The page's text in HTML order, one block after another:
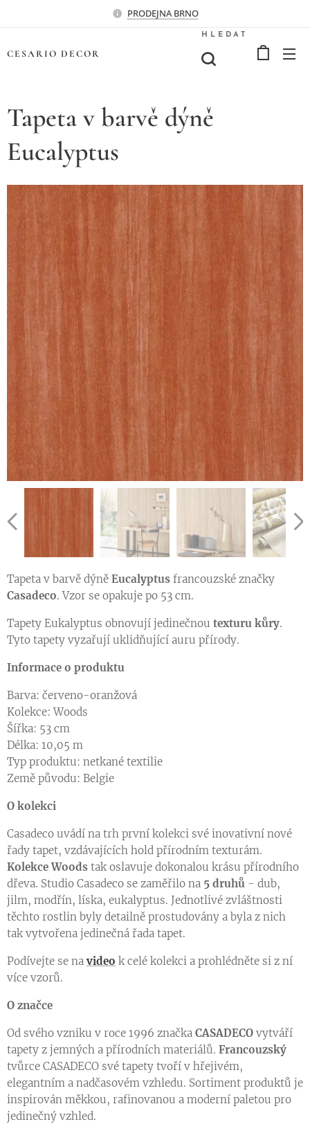
PRODEJNA BRNO
CESARIO DECOR
HLEDAT
Tapeta v barvě dýně
Eucalyptus
Ukázka vzoru tapety v jiné barevné variantě
Ukázka vzoru tapety v jiné barevné variantě
Tapeta v barvě dýně Eucalyptus francouzské značky
Casadeco. Vzor se opakuje po 53 cm.
Tapety Eukalyptus obnovují jedinečnou texturu kůry.
Tyto tapety vyzařují uklidňující auru přírody.
Informace o produktu
Barva: červeno-oranžová
Kolekce: Woods
Šířka: 53 cm
Délka: 10,05 m
Typ produktu: netkané textilie
Země původu: Belgie
O kolekci
Casadeco uvádí na trh první kolekci své inovativní nové
řady tapet, vzdávajících hold přírodním texturám.
Kolekce Woods tak oslavuje dokonalou krásu přírodního
dřeva. Studio Casadeco se zaměřilo na 5 druhů - dub,
jilm, modřín, líska, eukalyptus. Jednotlivé zvláštnosti
těchto rostlin byly detailně prostudovány a byla z nich
tak vytvořena jedinečná řada tapet.
Podívejte se na video k celé kolekci a prohlédněte si z ní
více vzorů.
O značce
Od svého vzniku v roce 1996 značka CASADECO vytváří
tapety z jemných a přírodních materiálů. Francouzský
tvůrce CASADECO své tapety tvoří v hřejivém,
elegantním a nadčasovém vzhledu. Sortiment produktů je
inspirován měkkou, rafinovanou a moderní paletou pro
jedinečný vzhled.